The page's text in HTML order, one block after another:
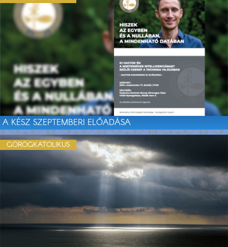
A KÉSZ SZEPTEMBERI ELŐADÁSA
GÖRÖGKATOLIKUS